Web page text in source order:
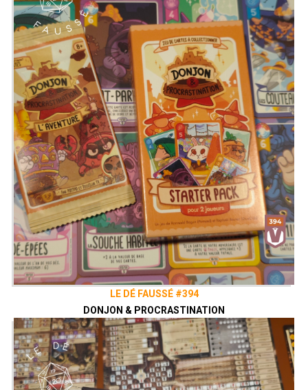
LE DÉ FAUSSÉ #394
DONJON & PROCRASTINATION